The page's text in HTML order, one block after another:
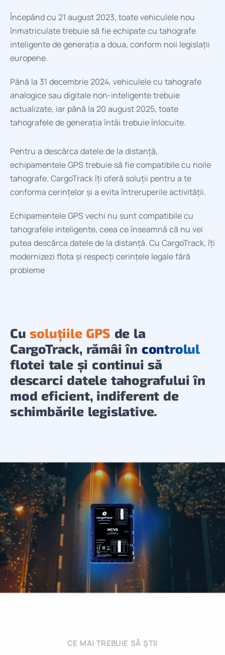
Începând cu 21 august 2023, toate vehiculele nou
înmatriculate trebuie să fie echipate cu tahografe
inteligente de generația a doua, conform noii legislații
europene.
Până la 31 decembrie 2024, vehiculele cu tahografe
analogice sau digitale non-inteligente trebuie
actualizate, iar până la 20 august 2025, toate
tahografele de generația întâi trebuie înlocuite.
Pentru a descărca datele de la distanță,
echipamentele GPS trebuie să fie compatibile cu noile
tahografe. CargoTrack îți oferă soluții pentru a te
conforma cerințelor și a evita întreruperile activității.
Echipamentele GPS vechi nu sunt compatibile cu
tahografele inteligente, ceea ce înseamnă că nu vei
putea descărca datele de la distanță. Cu CargoTrack, îți
modernizezi flota și respecți cerințele legale fără
probleme
Cusoluțiile GPS de la
CargoTrack, rămâi în controlul
flotei tale și continui să
descarci datele tahografului în
mod eficient, indiferent de
schimbările legislative.
CE MAI TREBUIE SĂ ȘTII